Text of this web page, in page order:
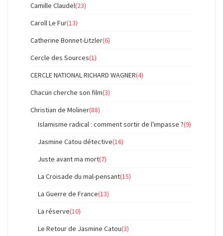
Camille Claudel(23)
Caroll Le Fur(13)
Catherine Bonnet-Litzler(6)
Cercle des Sources(1)
CERCLE NATIONAL RICHARD WAGNER(4)
Chacun cherche son film(3)
Christian de Moliner(88)
Islamisme radical : comment sortir de l'impasse ?(9)
Jasmine Catou détective(16)
Juste avant ma mort(7)
La Croisade du mal-pensant(15)
La Guerre de France(13)
La réserve(10)
Le Retour de Jasmine Catou(3)